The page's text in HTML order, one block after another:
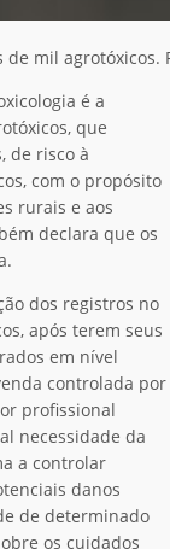
mil agrotóxicos.
é a
que
de risco à
com o propósito
rurais e aos
declara que os
dos registros no
após terem seus
em nível
controlada por
profissional
necessidade da
a controlar
danos
de determinado
os cuidados